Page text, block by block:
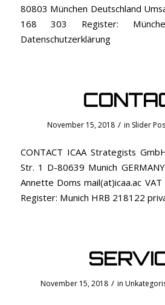
80803 München Deutschland
168 303 Register:
Datenschutzerklärung
November 15, 2018 / in Slider
CONTACT ICAA Strategists
Str. 1 D-80639 Munich
Annette Doms mail(at)icaa.ac
Register: Munich HRB 218122
November 15, 2018 / in